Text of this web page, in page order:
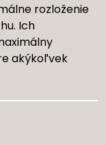
rozloženie
Ich
akýkoľvek